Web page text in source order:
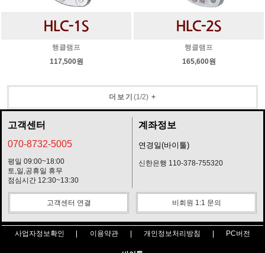
행클램프
117,500원
행클램프
165,600원
더보기 (1 /2)+
고객센터
070-8732-5005
평일 09:00~18:00
토,일,공휴일 휴무
점심시간 12:30~13:30
계좌정보
연경일(바이툴)
신한은행 110-378-755320
고객센터 연결 비회원 1:1 문의
사업자정보확인 이용약관 개인정보처리방침 PC버전